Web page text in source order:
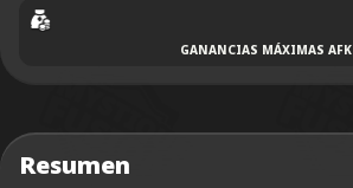
GANANCIAS MÁXIMAS AFK
Resumen